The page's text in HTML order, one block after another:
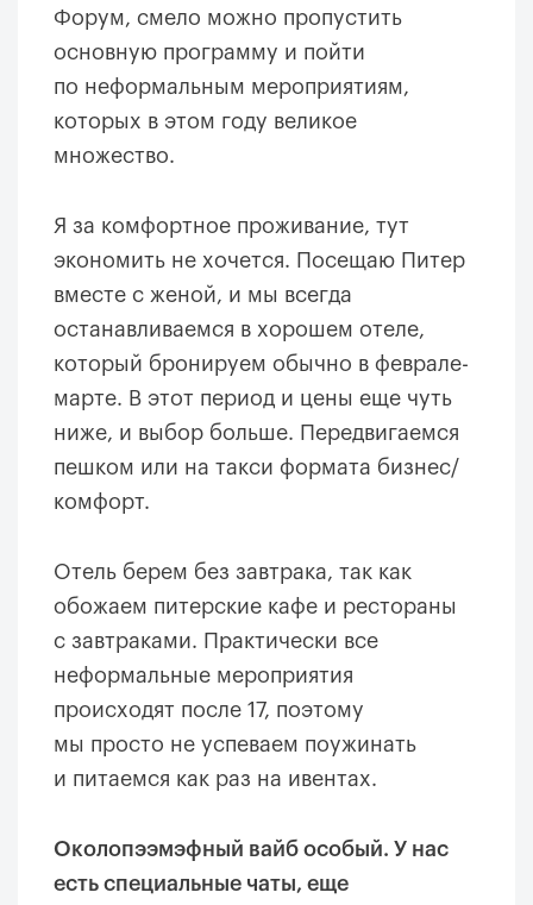
Форум, смело можно пропустить
основную программу и пойти
по неформальным мероприятиям,
которых в этом году великое
множество.
Я за комфортное проживание, тут
экономить не хочется. Посещаю Питер
вместе с женой, и мы всегда
останавливаемся в хорошем отеле,
который бронируем обычно в феврале-
марте. В этот период и цены еще чуть
ниже, и выбор больше. Передвигаемся
пешком или на такси формата бизнес/
комфорт.
Отель берем без завтрака, так как
обожаем питерские кафе и рестораны
с завтраками. Практически все
неформальные мероприятия
происходят после 17, поэтому
мы просто не успеваем поужинать
и питаемся как раз на ивентах.
Околопээмэфный вайб особый. У нас
есть специальные чаты, еще